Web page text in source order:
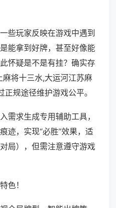
些玩家反映在游戏中遇到
能拿到好牌，甚至好像能
怀疑是不是有挂？确实存
将十三水,大运河江苏麻
规途径维护游戏公平。
需求生成专用辅助工具，
迹，实现“必胜”效果，适
局），但需注意遵守游戏
色！